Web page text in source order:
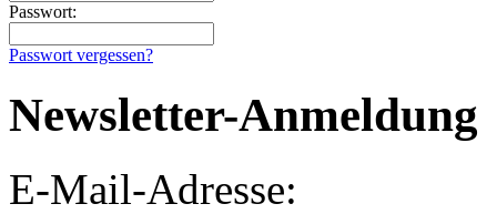
Passwort:
Passwort vergessen?
Newsletter-Anmeldung
E-Mail-Adresse: